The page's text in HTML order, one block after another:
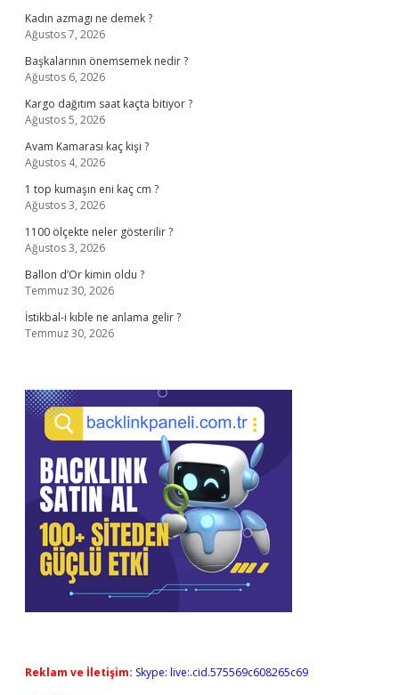
Kadın azmagı ne demek ?
Ağustos 7, 2026
Başkalarının önemsemek nedir ?
Ağustos 6, 2026
Kargo dağıtım saat kaçta bitiyor ?
Ağustos 5, 2026
Avam Kamarası kaç kişi ?
Ağustos 4, 2026
1 top kumaşın eni kaç cm ?
Ağustos 3, 2026
1100 ölçekte neler gösterilir ?
Ağustos 3, 2026
Ballon d’Or kimin oldu ?
Temmuz 30, 2026
İstikbal-i kıble ne anlama gelir ?
Temmuz 30, 2026
Reklam ve İletişim: Skype: live:.cid.575569c608265c69